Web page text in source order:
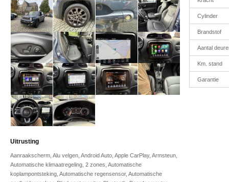
Uitrusting
Aanraakscherm, Alu velgen, Android Auto, Apple CarPlay, Armsteun,
Automatische klimaatregeling, 2 zones, Automatische
koplampontsteking, Automatische regensensor, Automatische
Cylinder
Brandstof
Aantal
Km. stand
Garantie